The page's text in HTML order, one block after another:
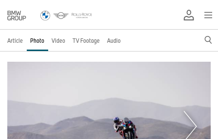
Article Photo Video TV Footage Audio